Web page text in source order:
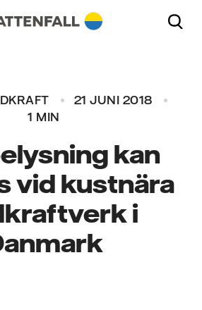
21 JUNI 2018
1 MIN
kan
vid kustnära
i